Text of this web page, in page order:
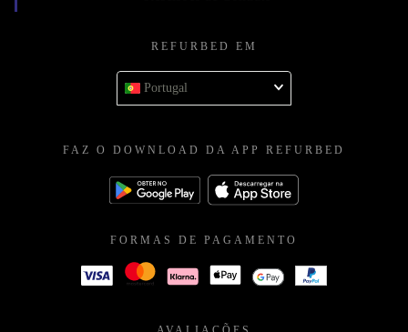
REFURBED EM
Portugal
FAZ O DOWNLOAD DA APP REFURBED
FORMAS DE PAGAMENTO